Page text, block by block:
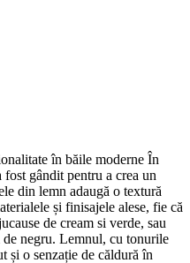
în băile moderne În
fost gândit pentru a crea un
din lemn adaugă o textură
și finisajele alese, fie că
de cream si verde, sau
de negru. Lemnul, cu tonurile
și o senzație de căldură în